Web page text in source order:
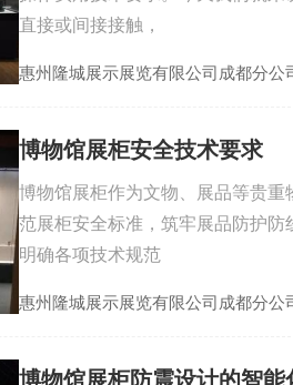
直接或间接接触，
惠州隆城展示展览有限公司成都分公
博物馆展柜安全技术要求
博物馆展柜作为文物、展品等贵
范展柜安全标准，筑牢展品防护
明确各项技术规范
惠州隆城展示展览有限公司成都分公
博物馆展柜防震设计的智能